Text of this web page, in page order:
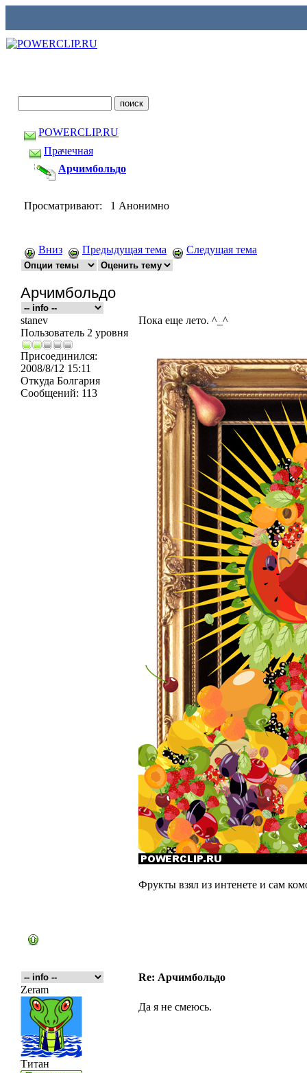
POWERCLIP.RU
Прачечная
Арчимбольдо
Просматривают: 1 Анонимно
Вниз Предыдущая тема Следущая тема
Арчимбольдо
stanev
Пользователь 2 уровня
Присоединился:
2008/8/12 15:11
Откуда Болгария
Сообщений: 113
Пока еще лето. ^_^
Фрукты взял из интенете и сам
Re: Арчимбольдо
Zeram
Титан
Да я не смеюсь.